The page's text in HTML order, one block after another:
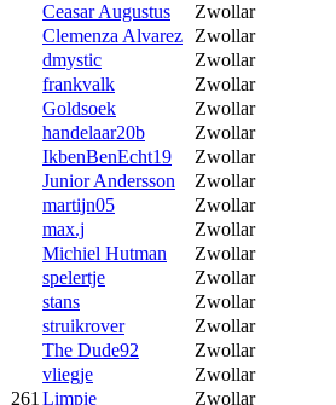
Ceasar Augustus
Zwollar
Clemenza Alvarez Zwollar
dmystic
Zwollar
frankvalk
Zwollar
Goldsoek
Zwollar
handelaar20b
Zwollar
IkbenBenEcht19
Zwollar
Junior Andersson
Zwollar
martijn05
Zwollar
max.j
Zwollar
Michiel Hutman
Zwollar
spelertje
Zwollar
stans
Zwollar
struikrover
Zwollar
The Dude92
Zwollar
vliegje
Zwollar
261Limpie Zwollar